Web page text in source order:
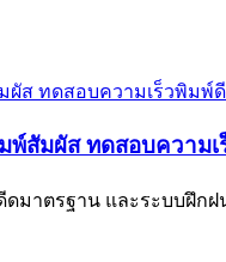
พ์สัมผัส ทดสอบความเ
ดมาตรฐาน และระบบฝึ